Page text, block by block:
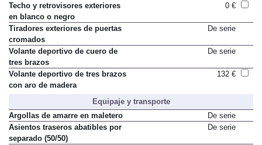
Techo y retrovisores exteriores
en blanco o negro
0 €
Tiradores exteriores de puertas
cromados
De serie
Volante deportivo de cuero de
tres brazos
De serie
Volante deportivo de tres brazos
con aro de madera
132 €
Equipaje y transporte
Argollas de amarre en maletero
De serie
Asientos traseros abatibles por
separado (50/50)
De serie